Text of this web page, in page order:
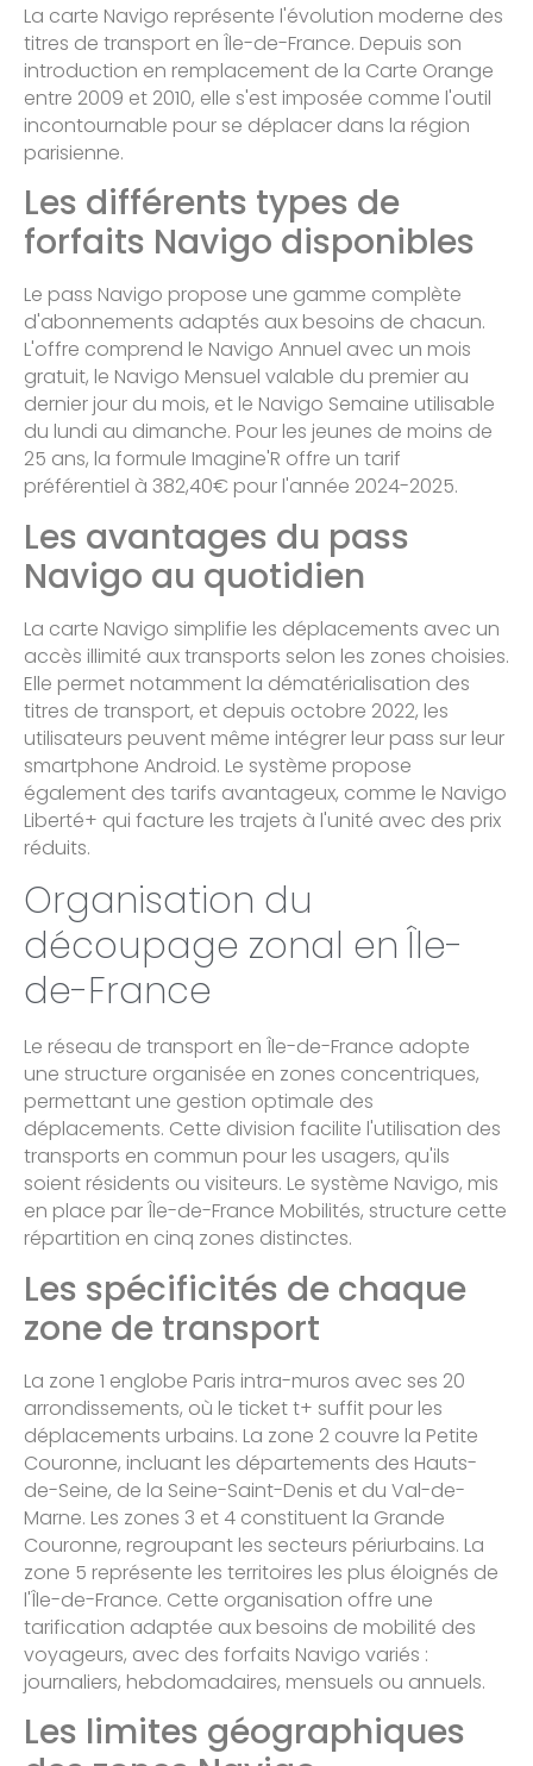
La carte Navigo représente l'évolution moderne des
titres de transport en Île-de-France. Depuis son
introduction en remplacement de la Carte Orange
entre 2009 et 2010, elle s'est imposée comme l'outil
incontournable pour se déplacer dans la région
parisienne.
Les différents types de
forfaits Navigo disponibles
Le pass Navigo propose une gamme complète
d'abonnements adaptés aux besoins de chacun.
L'offre comprend le Navigo Annuel avec un mois
gratuit, le Navigo Mensuel valable du premier au
dernier jour du mois, et le Navigo Semaine utilisable
du lundi au dimanche. Pour les jeunes de moins de
25 ans, la formule Imagine'R offre un tarif
préférentiel à 382,40€ pour l'année 2024-2025.
Les avantages du pass
Navigo au quotidien
La carte Navigo simplifie les déplacements avec un
accès illimité aux transports selon les zones choisies.
Elle permet notamment la dématérialisation des
titres de transport, et depuis octobre 2022, les
utilisateurs peuvent même intégrer leur pass sur leur
smartphone Android. Le système propose
également des tarifs avantageux, comme le Navigo
Liberté+ qui facture les trajets à l'unité avec des prix
réduits.
Organisation du
découpage zonal en Île-
de-France
Le réseau de transport en Île-de-France adopte
une structure organisée en zones concentriques,
permettant une gestion optimale des
déplacements. Cette division facilite l'utilisation des
transports en commun pour les usagers, qu'ils
soient résidents ou visiteurs. Le système Navigo, mis
en place par Île-de-France Mobilités, structure cette
répartition en cinq zones distinctes.
Les spécificités de chaque
zone de transport
La zone 1 englobe Paris intra-muros avec ses 20
arrondissements, où le ticket t+ suffit pour les
déplacements urbains. La zone 2 couvre la Petite
Couronne, incluant les départements des Hauts-
de-Seine, de la Seine-Saint-Denis et du Val-de-
Marne. Les zones 3 et 4 constituent la Grande
Couronne, regroupant les secteurs périurbains. La
zone 5 représente les territoires les plus éloignés de
l'Île-de-France. Cette organisation offre une
tarification adaptée aux besoins de mobilité des
voyageurs, avec des forfaits Navigo variés :
journaliers, hebdomadaires, mensuels ou annuels.
Les limites géographiques